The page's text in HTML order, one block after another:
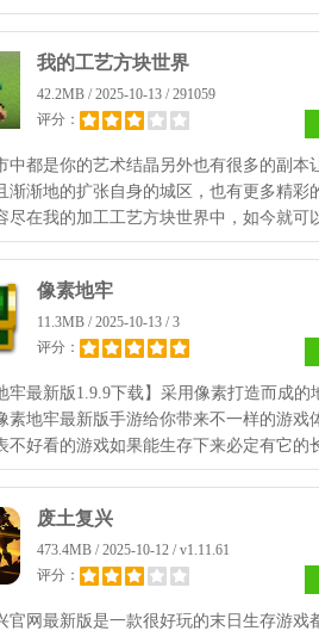
够按照自己的操作方式进行使用，对自己
我的工艺方块世界
42.2MB / 2025-10-13 / 291059
评分：
中都是你的艺术结晶另外也有很多的副本
渐渐地的扩张自身的城区，也有更多精彩
尽在我的加工工艺方块世界中，如今就可
戏里面来。
像素地牢
11.3MB / 2025-10-13 / 3
评分：
牢最新版1.9.9下载】采用像素打造而成的
素地牢最新版手游给你带来不一样的游戏
不好看的游戏如果能生存下来必定有它的
的小伙伴快来飞翔下载体验，完全免费。
废土复兴
473.4MB / 2025-10-12 / v1.11.61
评分：
官网最新版是一款很好玩的末日生存游戏